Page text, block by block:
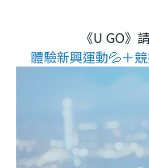
《U GO》
體驗新興運動💦＋